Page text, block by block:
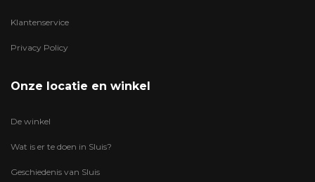
Klantenservice
Privacy Policy
Onze locatie en winkel
De winkel
Wat is er te doen in Sluis?
Geschiedenis van Sluis